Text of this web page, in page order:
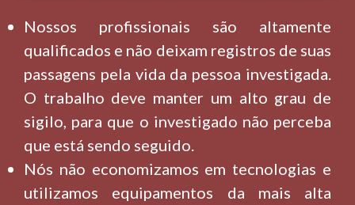
Nossos profissionais são altamente
qualificados e não deixam registros de suas
passagens pela vida da pessoa investigada.
O trabalho deve manter um alto grau de
sigilo, para que o investigado não perceba
que está sendo seguido.
Nós não economizamos em tecnologias e
utilizamos equipamentos da mais alta